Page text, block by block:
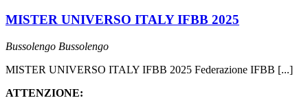
MISTER UNIVERSO ITALY IFBB 2025
Bussolengo Bussolengo
MISTER UNIVERSO ITALY IFBB 2025 Federazione IFBB [...]
ATTENZIONE: